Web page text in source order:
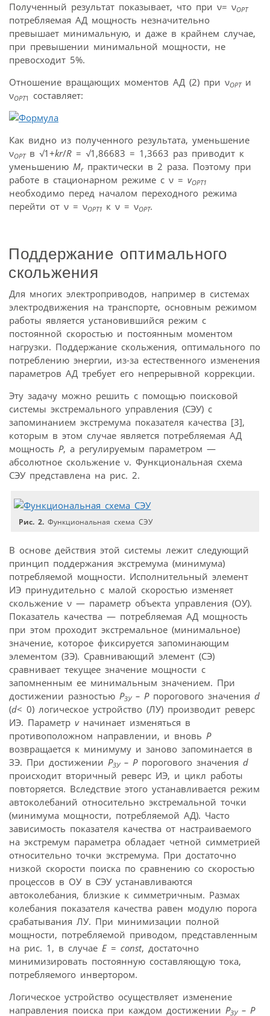
Полученный результат показывает, что при ν= νОРТ
потребляемая АД мощность незначительно
превышает минимальную, и даже в крайнем случае,
при превышении минимальной мощности, не
превосходит 5%.
Отношение вращающих моментов АД (2) при νОРТи
νОРТ1 составляет:
Как видно из полученного результата, уменьшение
νОРТв √1+kr/R = √1,86683 = 1,3663 раз приводит к
уменьшению Mrпрактически в 2 раза. Поэтому при
работе в стационарном режиме с ν = vОРТ1
необходимо перед началом переходного режима
перейти от ν = νОРТ1 к ν = νОРТ.
Поддержание оптимального
скольжения
Для многих электроприводов, например в системах
электродвижения на транспорте, основным режимом
работы является установившийся режим с
постоянной скоростью и постоянным моментом
нагрузки. Поддержание скольжения, оптимального по
потреблению энергии, из-за естественного изменения
параметров АД требует его непрерывной коррекции.
Эту задачу можно решить с помощью поисковой
системы экстремального управления (СЭУ) с
запоминанием экстремума показателя качества [3],
которым в этом случае является потребляемая АД
мощность Р, а регулируемым параметром —
абсолютное скольжение ν. Функциональная схема
СЭУ представлена на рис. 2.
Рис. 2. Функциональная схема СЭУ
В основе действия этой системы лежит следующий
принцип поддержания экстремума (минимума)
потребляемой мощности. Исполнительный элемент
ИЭ принудительно с малой скоростью изменяет
скольжение ν — параметр объекта управления (ОУ).
Показатель качества — потребляемая АД мощность
при этом проходит экстремальное (минимальное)
значение, которое фиксируется запоминающим
элементом (ЗЭ). Сравнивающий элемент (СЭ)
сравнивает текущее значение мощности с
запомненным ее минимальным значением. При
достижении разностью РЗУ– Рпорогового значения d
(d< 0) логическое устройство (ЛУ) производит реверс
ИЭ. Параметр vначинает изменяться в
противоположном направлении, и вновь Р
возвращается к минимуму и заново запоминается в
ЗЭ. При достижении РЗУ– Рпорогового значения d
происходит вторичный реверс ИЭ, и цикл работы
повторяется. Вследствие этого устанавливается режим
автоколебаний относительно экстремальной точки
(минимума мощности, потребляемой АД). Часто
зависимость показателя качества от настраиваемого
на экстремум параметра обладает четной симметрией
относительно точки экстремума. При достаточно
низкой скорости поиска по сравнению со скоростью
процессов в ОУ в СЭУ устанавливаются
автоколебания, близкие к симметричным. Размах
колебания показателя качества равен модулю порога
срабатывания ЛУ. При минимизации полной
мощности, потребляемой приводом, представленным
на рис. 1, в случае Е = const, достаточно
минимизировать постоянную составляющую тока,
потребляемого инвертором.
Логическое устройство осуществляет изменение
направления поиска при каждом достижении РЗУ– Р